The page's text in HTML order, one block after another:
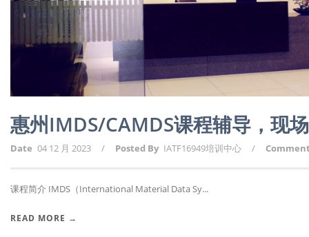
惠州IMDS/CAMDS课程辅导，现
Date 04 12 月 2023 / Posted By IATF16949培训中心 /
课程简介 IMDS（International Material Data Sy...
READ MORE →